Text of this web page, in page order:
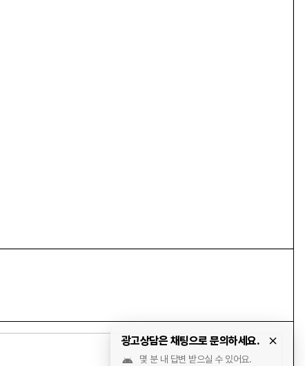
광고상담은 채팅으로 문의하세요.
몇 분 내 답변 받으실 수 있어요.